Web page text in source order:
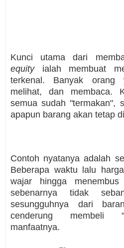
Kunci utama dari
equityialah membuat
terkenal. Banyak orang
melihat, dan membaca.
semua sudah "termakan",
apapun barang akan tetap
Contoh nyatanya adalah
Beberapa waktu lalu
wajar hingga
sebenarnya tidak
sesungguhnya dari
cenderung membeli
manfaatnya.